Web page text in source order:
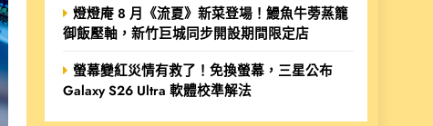
燈燈庵 8 月《流夏》新菜登場！鰻魚牛蒡蒸籠
御飯壓軸，新竹巨城同步開設期間限定店
螢幕變紅災情有救了！免換螢幕，三星公布
Galaxy S26 Ultra 軟體校準解法